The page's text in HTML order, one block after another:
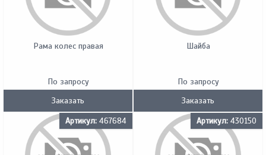
Рама колес правая
По запросу
Заказать
Шайба
По запросу
Заказать
Артикул: 467684 Артикул: 430150